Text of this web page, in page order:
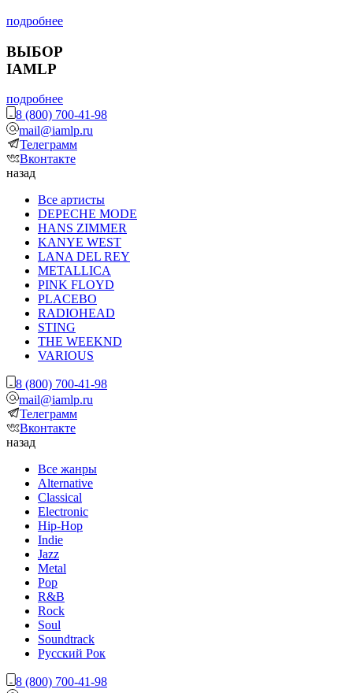
подробнее
ВЫБОР
IAMLP
подробнее
8 (800) 700-41-98
mail@iamlp.ru
Телеграмм
Вконтакте
назад
Все артисты
DEPECHE MODE
HANS ZIMMER
KANYE WEST
LANA DEL REY
METALLICA
PINK FLOYD
PLACEBO
RADIOHEAD
STING
THE WEEKND
VARIOUS
8 (800) 700-41-98
mail@iamlp.ru
Телеграмм
Вконтакте
назад
Все жанры
Alternative
Classical
Electronic
Hip-Hop
Indie
Jazz
Metal
Pop
R&B
Rock
Soul
Soundtrack
Русский Рок
8 (800) 700-41-98